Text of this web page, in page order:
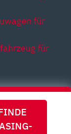
für
für